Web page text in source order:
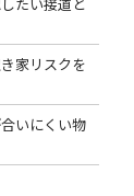
家リスクを
いにくい物